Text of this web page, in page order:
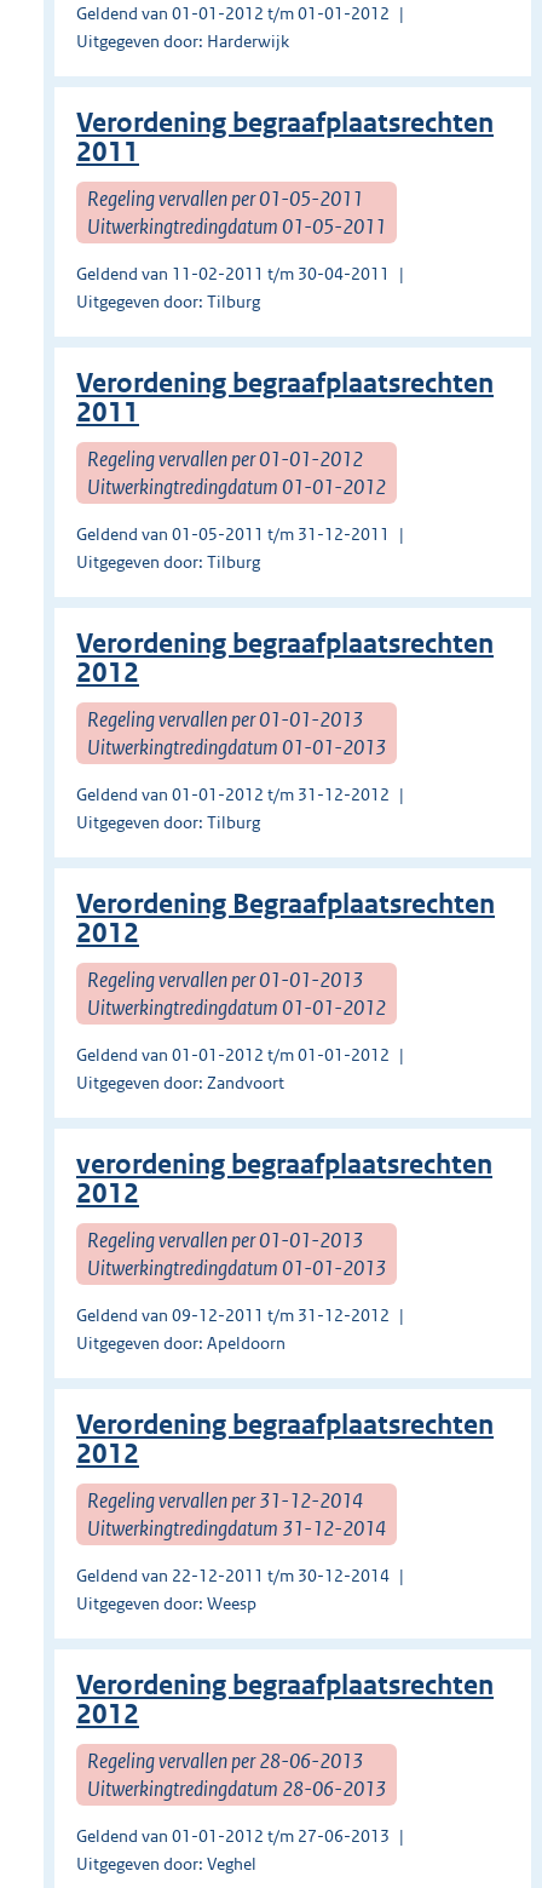
Geldend van 01-01-2012 t/m 01-01-2012
Uitgegeven door: Harderwijk
Verordening begraafplaatsrechten
2011
Regeling vervallen per 01-05-2011
Uitwerkingtredingdatum 01-05-2011
Geldend van 11-02-2011 t/m 30-04-2011
Uitgegeven door: Tilburg
Verordening begraafplaatsrechten
2011
Regeling vervallen per 01-01-2012
Uitwerkingtredingdatum 01-01-2012
Geldend van 01-05-2011 t/m 31-12-2011
Uitgegeven door: Tilburg
Verordening begraafplaatsrechten
2012
Regeling vervallen per 01-01-2013
Uitwerkingtredingdatum 01-01-2013
Geldend van 01-01-2012 t/m 31-12-2012
Uitgegeven door: Tilburg
Verordening Begraafplaatsrechten
2012
Regeling vervallen per 01-01-2013
Uitwerkingtredingdatum 01-01-2012
Geldend van 01-01-2012 t/m 01-01-2012
Uitgegeven door: Zandvoort
verordening begraafplaatsrechten
2012
Regeling vervallen per 01-01-2013
Uitwerkingtredingdatum 01-01-2013
Geldend van 09-12-2011 t/m 31-12-2012
Uitgegeven door: Apeldoorn
Verordening begraafplaatsrechten
2012
Regeling vervallen per 31-12-2014
Uitwerkingtredingdatum 31-12-2014
Geldend van 22-12-2011 t/m 30-12-2014
Uitgegeven door: Weesp
Verordening begraafplaatsrechten
2012
Regeling vervallen per 28-06-2013
Uitwerkingtredingdatum 28-06-2013
Geldend van 01-01-2012 t/m 27-06-2013
Uitgegeven door: Veghel